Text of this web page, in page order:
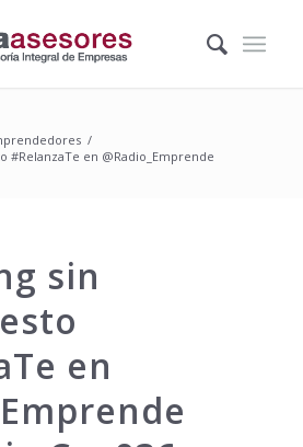
/
#RelanzaTe en @Radio_Emprende
sin
en